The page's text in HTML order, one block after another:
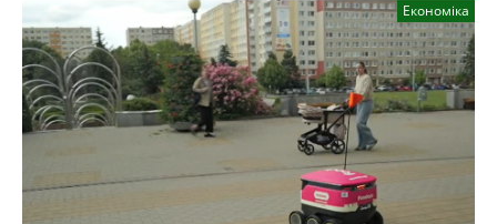
Економіка